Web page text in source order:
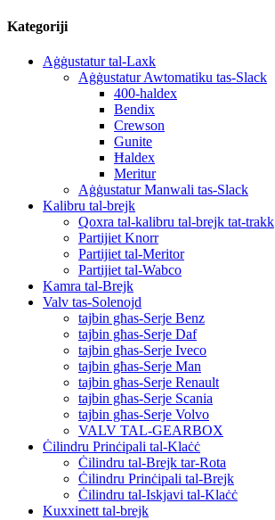
Kategoriji
Aġġustatur tal-Laxk
Aġġustatur Awtomatiku tas-Slack
400-haldex
Bendix
Crewson
Gunite
Ħaldex
Meritur
Aġġustatur Manwali tas-Slack
Kalibru tal-brejk
Qoxra tal-kalibru tal-brejk tat-trakk
Partijiet Knorr
Partijiet tal-Meritor
Partijiet tal-Wabco
Kamra tal-Brejk
Valv tas-Solenojd
tajbin għas-Serje Benz
tajbin għas-Serje Daf
tajbin għas-Serje Iveco
tajbin għas-Serje Man
tajbin għas-Serje Renault
tajbin għas-Serje Scania
tajbin għas-Serje Volvo
VALV TAL-GEARBOX
Ċilindru Prinċipali tal-Klaċċ
Ċilindru tal-Brejk tar-Rota
Ċilindru Prinċipali tal-Brejk
Ċilindru tal-Iskjavi tal-Klaċċ
Kuxxinett tal-brejk